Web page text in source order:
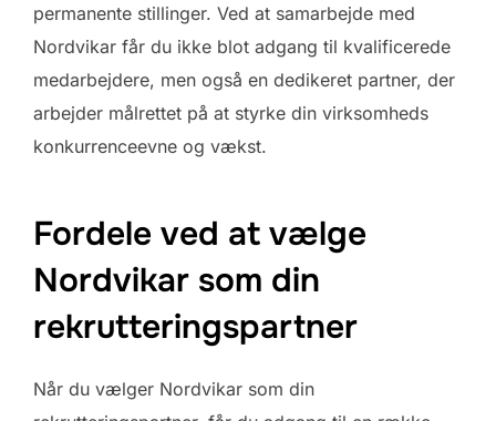
permanente stillinger. Ved at samarbejde med
Nordvikar får du ikke blot adgang til kvalificerede
medarbejdere, men også en dedikeret partner, der
arbejder målrettet på at styrke din virksomheds
konkurrenceevne og vækst.
Fordele ved at vælge
Nordvikar som din
rekrutteringspartner
Når du vælger Nordvikar som din